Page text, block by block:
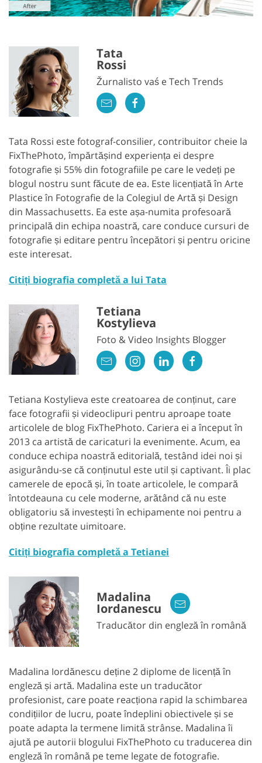
Tata
Rossi
Žurnalisto vaś e Tech Trends
Tata Rossi este fotograf-consilier, contribuitor cheie la
FixThePhoto, împărtășind experiența ei despre
fotografie și 55% din fotografiile pe care le vedeți pe
blogul nostru sunt făcute de ea. Este licențiată în Arte
Plastice în Fotografie de la Colegiul de Artă și Design
din Massachusetts. Ea este așa-numita profesoară
principală din echipa noastră, care conduce cursuri de
fotografie și editare pentru începători și pentru oricine
este interesat.
Citiți biografia completă a lui Tata
Tetiana
Kostylieva
Foto & Video Insights Blogger
Tetiana Kostylieva este creatoarea de conținut, care
face fotografii și videoclipuri pentru aproape toate
articolele de blog FixThePhoto. Cariera ei a început în
2013 ca artistă de caricaturi la evenimente. Acum, ea
conduce echipa noastră editorială, testând idei noi și
asigurându-se că conținutul este util și captivant. Îi plac
camerele de epocă și, în toate articolele, le compară
întotdeauna cu cele moderne, arătând că nu este
obligatoriu să investești în echipamente noi pentru a
obține rezultate uimitoare.
Citiți biografia completă a Tetianei
Madalina
Iordanescu
Traducător din engleză în română
Madalina Iordănescu deține 2 diplome de licență în
engleză și artă. Madalina este un traducător
profesionist, care poate reacționa rapid la schimbarea
condițiilor de lucru, poate îndeplini obiectivele și se
poate adapta la termene limită strânse. Madalina îi
ajută pe autorii blogului FixThePhoto cu traducerea din
engleză în română pe teme legate de fotografie.